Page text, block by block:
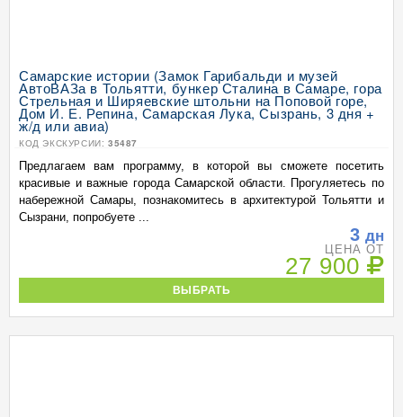
Самарские истории (Замок Гарибальди и музей
АвтоВАЗа в Тольятти, бункер Сталина в Самаре, гора
Стрельная и Ширяевские штольни на Поповой горе,
Дом И. Е. Репина, Самарская Лука, Сызрань, 3 дня +
ж/д или авиа)
КОД ЭКСКУРСИИ: 35487
Предлагаем вам программу, в которой вы сможете посетить
красивые и важные города Самарской области. Прогуляетесь по
набережной Самары, познакомитесь в архитектурой Тольятти и
Сызрани, попробуете ...
3 дн
ЦЕНА ОТ
27 900
ВЫБРАТЬ